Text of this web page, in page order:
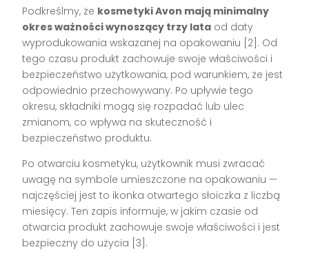
Podkreślmy, że kosmetyki Avon mają minimalny
okres ważności wynoszący trzy lata od daty
wyprodukowania wskazanej na opakowaniu [2]. Od
tego czasu produkt zachowuje swoje właściwości i
bezpieczeństwo użytkowania, pod warunkiem, że jest
odpowiednio przechowywany. Po upływie tego
okresu, składniki mogą się rozpadać lub ulec
zmianom, co wpływa na skuteczność i
bezpieczeństwo produktu.
Po otwarciu kosmetyku, użytkownik musi zwracać
uwagę na symbole umieszczone na opakowaniu —
najczęściej jest to ikonka otwartego słoiczka z liczbą
miesięcy. Ten zapis informuje, w jakim czasie od
otwarcia produkt zachowuje swoje właściwości i jest
bezpieczny do użycia [3].